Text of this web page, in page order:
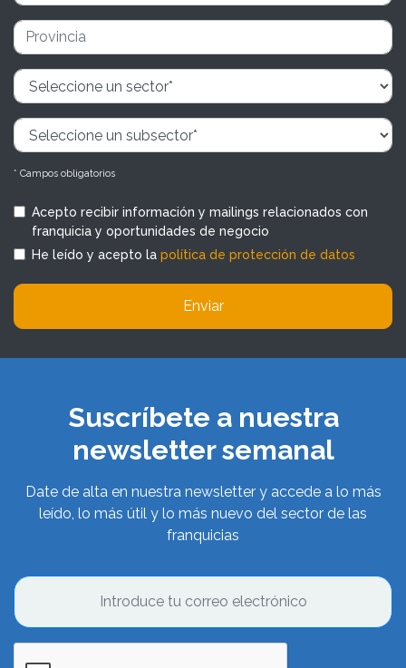
* Campos obligatorios
Acepto recibir información y mailings relacionados con
franquicia y oportunidades de negocio
He leído y acepto la política de protección de datos
Enviar
Suscríbete a nuestra
newsletter semanal
Date de alta en nuestra newsletter y accede a lo más
leído, lo más útil y lo más nuevo del sector de las
franquicias